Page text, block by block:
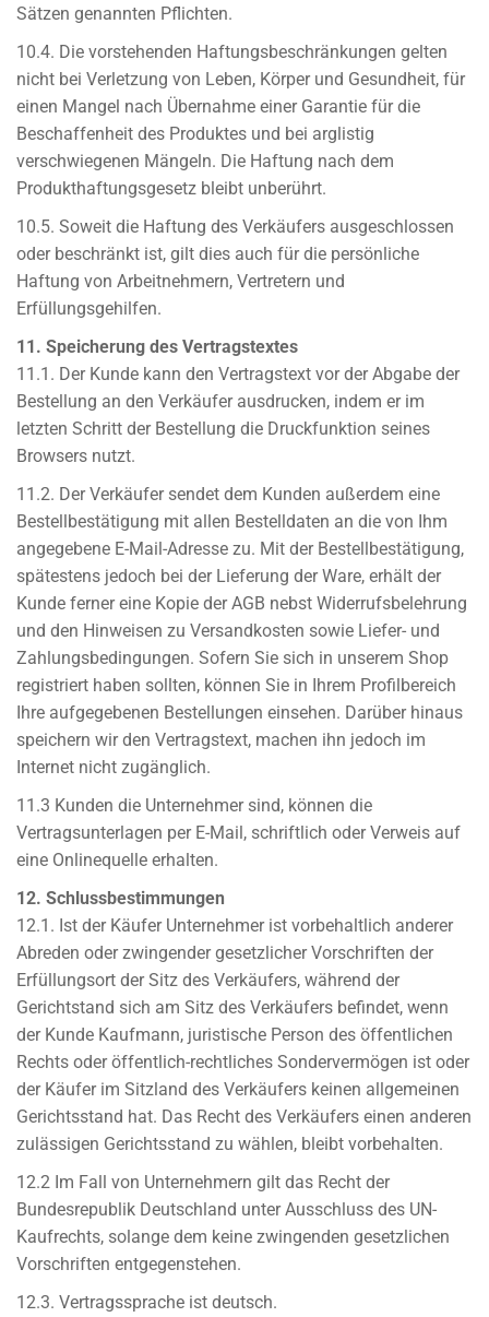
Sätzen genannten Pflichten.
10.4. Die vorstehenden Haftungsbeschränkungen gelten
nicht bei Verletzung von Leben, Körper und Gesundheit, für
einen Mangel nach Übernahme einer Garantie für die
Beschaffenheit des Produktes und bei arglistig
verschwiegenen Mängeln. Die Haftung nach dem
Produkthaftungsgesetz bleibt unberührt.
10.5. Soweit die Haftung des Verkäufers ausgeschlossen
oder beschränkt ist, gilt dies auch für die persönliche
Haftung von Arbeitnehmern, Vertretern und
Erfüllungsgehilfen.
11. Speicherung des Vertragstextes
11.1. Der Kunde kann den Vertragstext vor der Abgabe der
Bestellung an den Verkäufer ausdrucken, indem er im
letzten Schritt der Bestellung die Druckfunktion seines
Browsers nutzt.
11.2. Der Verkäufer sendet dem Kunden außerdem eine
Bestellbestätigung mit allen Bestelldaten an die von Ihm
angegebene E-Mail-Adresse zu. Mit der Bestellbestätigung,
spätestens jedoch bei der Lieferung der Ware, erhält der
Kunde ferner eine Kopie der AGB nebst Widerrufsbelehrung
und den Hinweisen zu Versandkosten sowie Liefer- und
Zahlungsbedingungen. Sofern Sie sich in unserem Shop
registriert haben sollten, können Sie in Ihrem Profilbereich
Ihre aufgegebenen Bestellungen einsehen. Darüber hinaus
speichern wir den Vertragstext, machen ihn jedoch im
Internet nicht zugänglich.
11.3 Kunden die Unternehmer sind, können die
Vertragsunterlagen per E-Mail, schriftlich oder Verweis auf
eine Onlinequelle erhalten.
12. Schlussbestimmungen
12.1. Ist der Käufer Unternehmer ist vorbehaltlich anderer
Abreden oder zwingender gesetzlicher Vorschriften der
Erfüllungsort der Sitz des Verkäufers, während der
Gerichtstand sich am Sitz des Verkäufers befindet, wenn
der Kunde Kaufmann, juristische Person des öffentlichen
Rechts oder öffentlich-rechtliches Sondervermögen ist oder
der Käufer im Sitzland des Verkäufers keinen allgemeinen
Gerichtsstand hat. Das Recht des Verkäufers einen anderen
zulässigen Gerichtsstand zu wählen, bleibt vorbehalten.
12.2 Im Fall von Unternehmern gilt das Recht der
Bundesrepublik Deutschland unter Ausschluss des UN-
Kaufrechts, solange dem keine zwingenden gesetzlichen
Vorschriften entgegenstehen.
12.3. Vertragssprache ist deutsch.